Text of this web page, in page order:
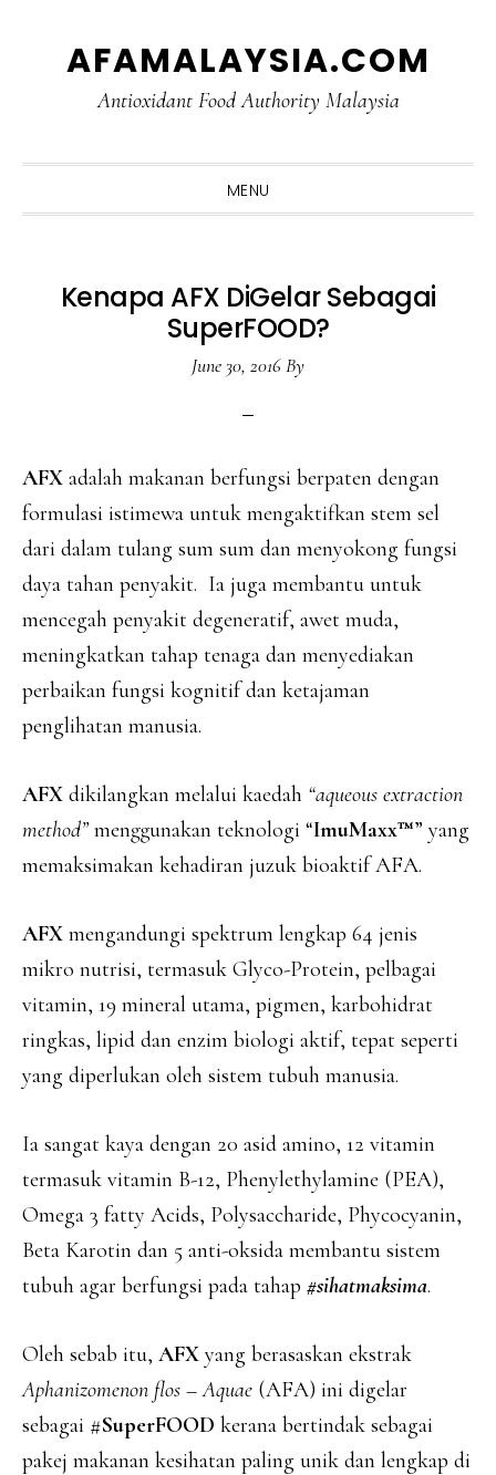
AFAMALAYSIA.COM
Antioxidant Food Authority Malaysia
MENU
Kenapa AFX DiGelar Sebagai
SuperFOOD?
June 30, 2016By
AFX adalah makanan berfungsi berpaten dengan
formulasi istimewa untuk mengaktifkan stem sel
dari dalam tulang sum sum dan menyokong fungsi
daya tahan penyakit. Ia juga membantu untuk
mencegah penyakit degeneratif, awet muda,
meningkatkan tahap tenaga dan menyediakan
perbaikan fungsi kognitif dan ketajaman
penglihatan manusia.
AFX dikilangkan melalui kaedah “aqueous extraction
method” menggunakan teknologi “ImuMaxx™” yang
memaksimakan kehadiran juzuk bioaktif AFA.
AFX mengandungi spektrum lengkap 64 jenis
mikro nutrisi, termasuk Glyco-Protein, pelbagai
vitamin, 19 mineral utama, pigmen, karbohidrat
ringkas, lipid dan enzim biologi aktif, tepat seperti
yang diperlukan oleh sistem tubuh manusia.
Ia sangat kaya dengan 20 asid amino, 12 vitamin
termasuk vitamin B-12, Phenylethylamine (PEA),
Omega 3 fatty Acids, Polysaccharide, Phycocyanin,
Beta Karotin dan 5 anti-oksida membantu sistem
tubuh agar berfungsi pada tahap #sihatmaksima.
Oleh sebab itu, AFX yang berasaskan ekstrak
Aphanizomenon flos – Aquae (AFA) ini digelar
sebagai #SuperFOOD kerana bertindak sebagai
pakej makanan kesihatan paling unik dan lengkap di